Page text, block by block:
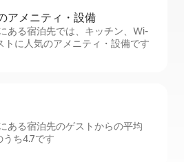
ア⁠メ⁠ニ⁠テ⁠ィ・設⁠備
ある宿泊先では、キッチン、Wi-
トに人気のアメニティ・設備です
ある宿泊先のゲストからの平均
ち4.7です